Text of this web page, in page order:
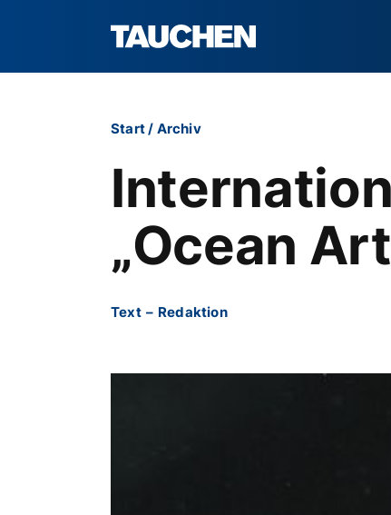
Start/ Archiv
„Ocean
Text – Redaktion